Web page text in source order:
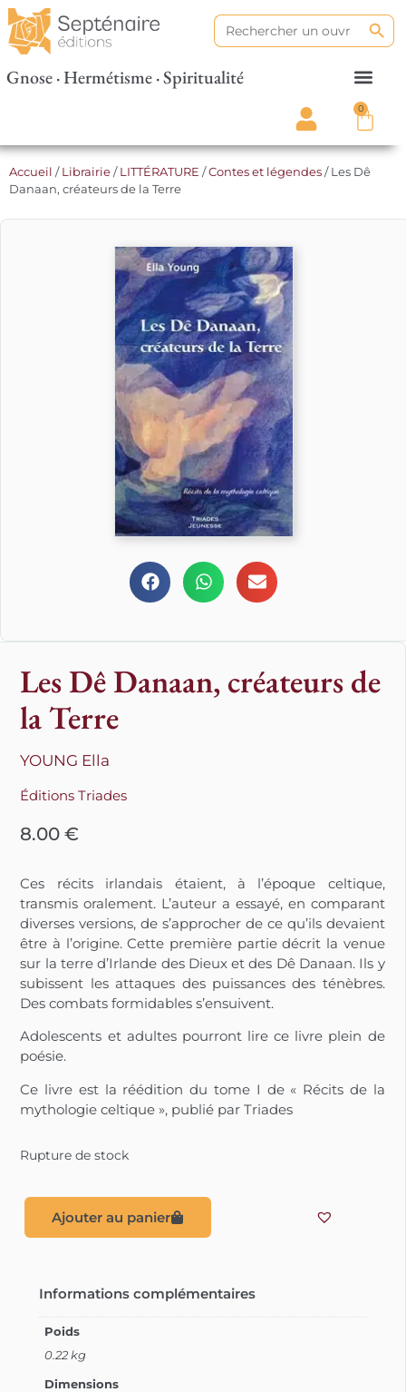
Search
for:
Gnose · Hermétisme · Spiritualité
0
Accueil /Librairie/LITTÉRATURE /Contes et légendes/ Les Dê
Danaan, créateurs de la Terre
Les Dê Danaan, créateurs de
la Terre
YOUNG Ella
Éditions Triades
8.00€
Ces récits irlandais étaient, à l’époque celtique,
transmis oralement. L’auteur a essayé, en comparant
diverses versions, de s’approcher de ce qu’ils devaient
être à l’origine. Cette première partie décrit la venue
sur la terre d’Irlande des Dieux et des Dê Danaan. Ils y
subissent les attaques des puissances des ténèbres.
Des combats formidables s’ensuivent.
Adolescents et adultes pourront lire ce livre plein de
poésie.
Ce livre est la réédition du tome I de « Récits de la
mythologie celtique », publié par Triades
Rupture de stock
Ajouter au panier
Informations complémentaires
Poids
0.22 kg
Dimensions